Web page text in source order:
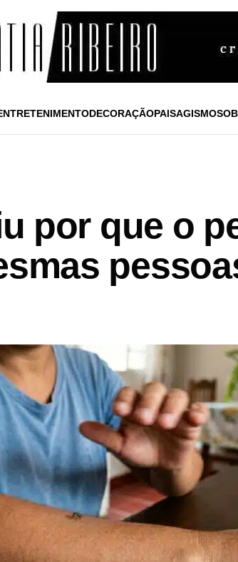
DECORAÇÃOPAISAGISMO
por que o